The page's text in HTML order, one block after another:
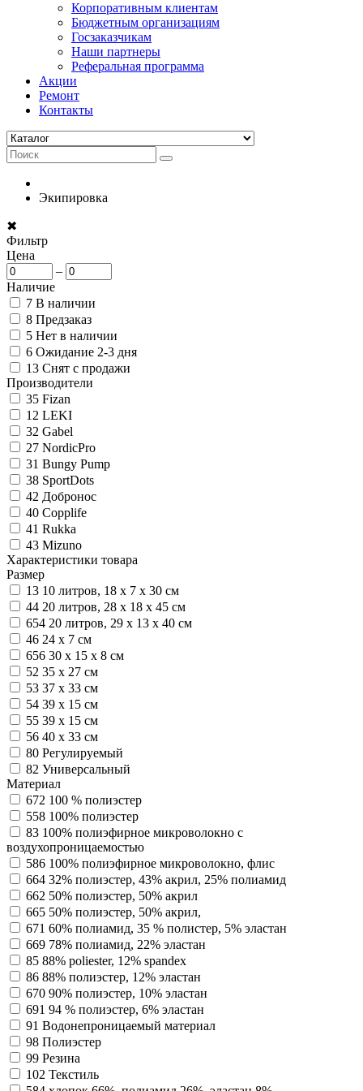
Корпоративным клиентам
Бюджетным организациям
Госзаказчикам
Наши партнеры
Реферальная программа
Акции
Ремонт
Контакты
Экипировка
✖
Фильтр
Цена
–
Наличие
7 В наличии
8 Предзаказ
5 Нет в наличии
6 Ожидание 2-3 дня
13 Снят с продажи
Производители
35 Fizan
12 LEKI
32 Gabel
27 NordicPro
31 Bungy Pump
38 SportDots
42 Добронос
40 Copplife
41 Rukka
43 Mizuno
Характеристики товара
Размер
13 10 литров, 18 х 7 х 30 см
44 20 литров, 28 х 18 х 45 см
654 20 литров, 29 х 13 х 40 см
46 24 х 7 см
656 30 х 15 x 8 см
52 35 х 27 см
53 37 х 33 см
54 39 x 15 см
55 39 х 15 см
56 40 х 33 см
80 Регулируемый
82 Универсальный
Материал
672 100 % полиэстер
558 100% полиэстер
83 100% полиэфирное микроволокно с
воздухопроницаемостью
586 100% полиэфирное микроволокно, флис
664 32% полиэстер, 43% акрил, 25% полиамид
662 50% полиэстер, 50% акрил
665 50% полиэстер, 50% акрил,
671 60% полиамид, 35 % полистер, 5% эластан
669 78% полиамид, 22% эластан
85 88% poliester, 12% spandex
86 88% полиэстер, 12% эластан
670 90% полиэстер, 10% эластан
691 94 % полиэстер, 6% эластан
91 Водонепроницаемый материал
98 Полиэстер
99 Резина
102 Текстиль